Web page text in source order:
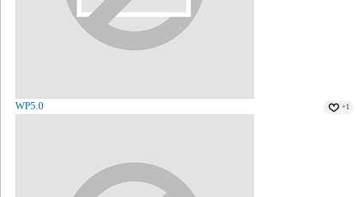
WP5.0 +1